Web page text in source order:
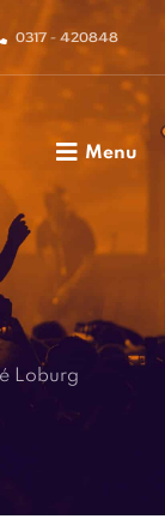
0317 - 420848
Menu
Loburg